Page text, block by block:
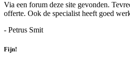
Via een forum deze site gevonden.
offerte. Ook de specialist heeft goed
- Petrus Smit
Fijn!